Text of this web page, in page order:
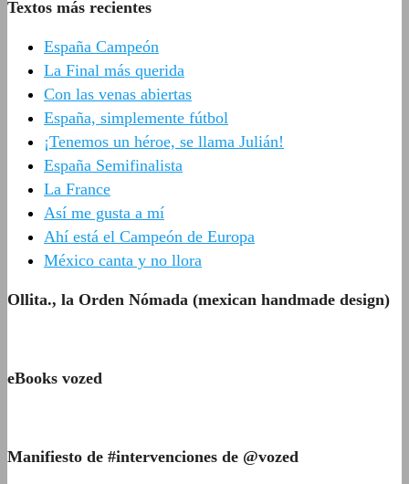
Textos más recientes
España Campeón
La Final más querida
Con las venas abiertas
España, simplemente fútbol
¡Tenemos un héroe, se llama Julián!
España Semifinalista
La France
Así me gusta a mí
Ahí está el Campeón de Europa
México canta y no llora
Ollita., la Orden Nómada (mexican handmade design)
eBooks vozed
Manifiesto de #intervenciones de @vozed